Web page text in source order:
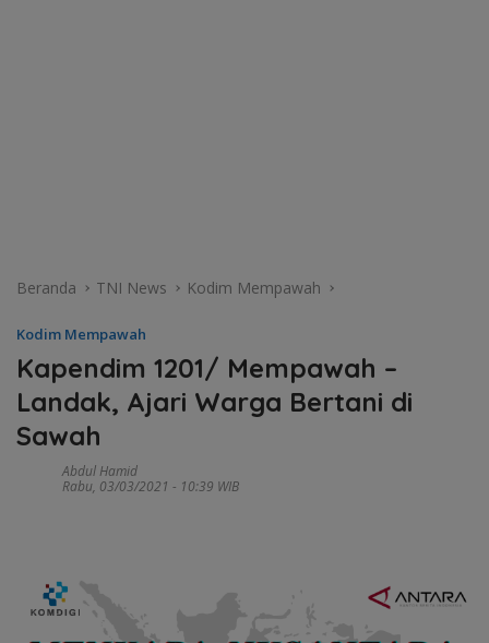
Beranda TNI News Kodim Mempawah
Kodim Mempawah
Kapendim 1201/ Mempawah –
Landak, Ajari Warga Bertani di
Sawah
Abdul Hamid
Rabu, 03/03/2021 - 10:39 WIB